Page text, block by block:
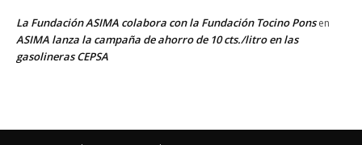
La Fundación ASIMA colabora con la Fundación Tocino Ponsen
ASIMA lanza la campaña de ahorro de 10 cts./litro en las
gasolineras CEPSA